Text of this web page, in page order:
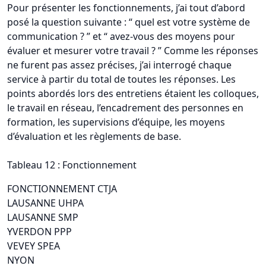
Pour présenter les fonctionnements, j’ai tout d’abord
posé la question suivante : “ quel est votre système de
communication ? ” et “ avez-vous des moyens pour
évaluer et mesurer votre travail ? ” Comme les réponses
ne furent pas assez précises, j’ai interrogé chaque
service à partir du total de toutes les réponses. Les
points abordés lors des entretiens étaient les colloques,
le travail en réseau, l’encadrement des personnes en
formation, les supervisions d’équipe, les moyens
d’évaluation et les règlements de base.
Tableau 12 : Fonctionnement
FONCTIONNEMENT CTJA
LAUSANNE UHPA
LAUSANNE SMP
YVERDON PPP
VEVEY SPEA
NYON